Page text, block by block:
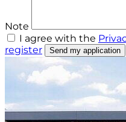
Note
I agree with the
register
Send my application